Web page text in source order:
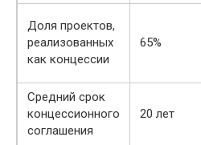
Доля проектов,
реализованных
как концессии
65%
Средний срок
концессионного
соглашения
20 лет